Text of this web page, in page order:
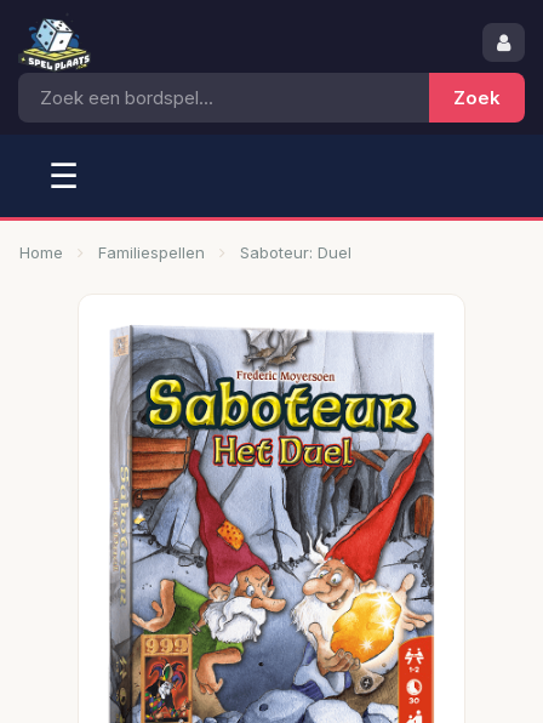
☰
Home Familiespellen Saboteur: Duel